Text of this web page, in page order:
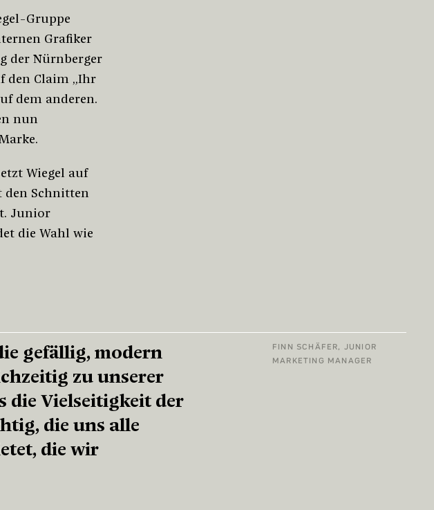
Gruppe
Grafiker
der Nürnberger
den Claim „Ihr
dem anderen.
nun
Wiegel auf
den Schnitten
Junior
die Wahl wie
gefällig, modern
zu unserer
die Vielseitigkeit der
die uns alle
die wir
FINN SCHÄFER, JUNIOR
MARKETING MANAGER